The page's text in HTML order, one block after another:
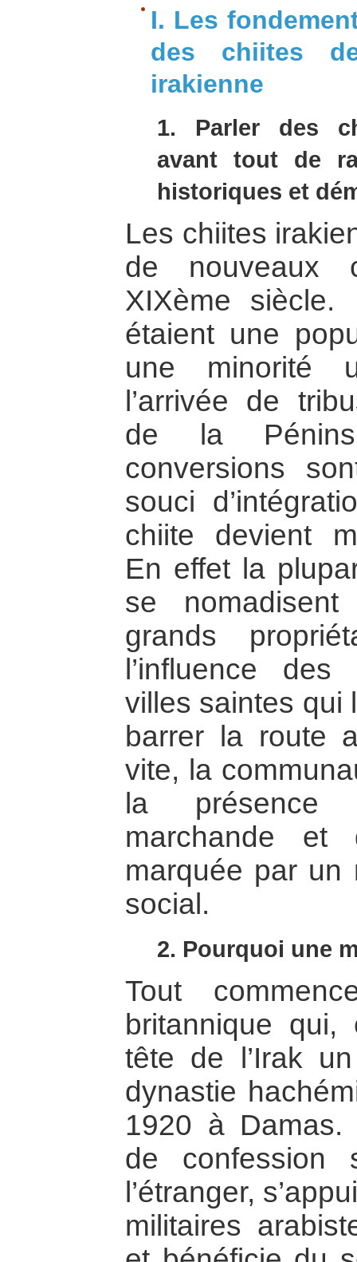
I. Les
des chiites
irakienne
1. Parler des
avant tout de
historiques et
Les chiites
de nouveaux
XIXème siècle.
étaient une
une minorité
l’arrivée de
de la
conversions
souci
chiite devient
En effet la
se
grands
l’influence
villes saintes qui
barrer la route
vite, la
la présence
marchande et
marquée par un
social.
2. Pourquoi une
Tout
britannique
tête de l’Irak
dynastie
1920 à Damas.
de confession
l’étranger,
militaires